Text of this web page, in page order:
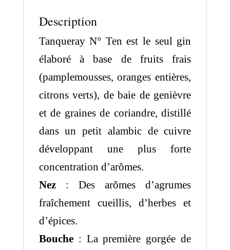
Description
Tanqueray N° Ten est le seul gin
élaboré à base de fruits frais
(pamplemousses, oranges entières,
citrons verts), de baie de genièvre
et de graines de coriandre, distillé
dans un petit alambic de cuivre
développant une plus forte
concentration d’arômes.
Nez: Des arômes d’agrumes
fraîchement cueillis, d’herbes et
d’épices.
Bouche: La première gorgée de